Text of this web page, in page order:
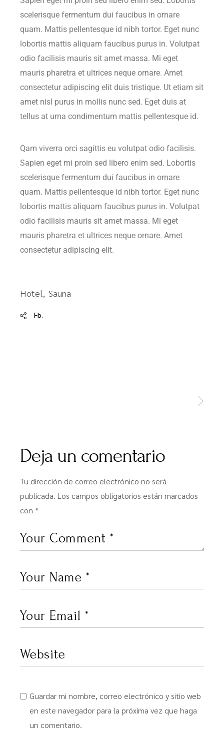
scelerisque fermentum dui faucibus in ornare
quam. Mattis pellentesque id nibh tortor. Eget nunc
lobortis mattis aliquam faucibus purus in. Volutpat
odio facilisis mauris sit amet massa. Mi eget
mauris pharetra et ultrices neque ornare. Amet
consectetur adipiscing elit duis tristique. Ut etiam sit
amet nisl purus in mollis nunc sed. Eget duis at
tellus at urna condimentum mattis pellentesque id.
Qam viverra orci sagittis eu volutpat odio facilisis.
Sapien eget mi proin sed libero enim sed. Lobortis
scelerisque fermentum dui faucibus in ornare
quam. Mattis pellentesque id nibh tortor. Eget nunc
lobortis mattis aliquam faucibus purus in. Volutpat
odio facilisis mauris sit amet massa. Mi eget
mauris pharetra et ultrices neque ornare. Amet
consectetur adipiscing elit.
Hotel Sauna
Fb.
Deja un comentario
Tu dirección de correo electrónico no será
publicada. Los campos obligatorios están marcados
con*
Guardar mi nombre, correo electrónico y sitio web
en este navegador para la próxima vez que haga
un comentario.